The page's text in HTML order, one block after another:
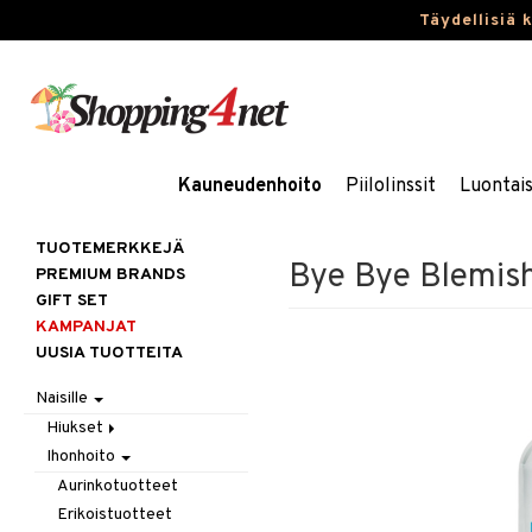
Täydellisiä
Kauneudenhoito Piilolinssit
Bye Bye
TUOTEMERKKEJÄ
PREMIUM BRANDS
GIFT SET
KAMPANJAT
UUSIA TUOTTEITA
Naisille
Hiukset
Gift Set
Harjat / Kammat
Hiuskuurit
Ihonhoito
Aurinkotuotteet
Erikoistuotteet